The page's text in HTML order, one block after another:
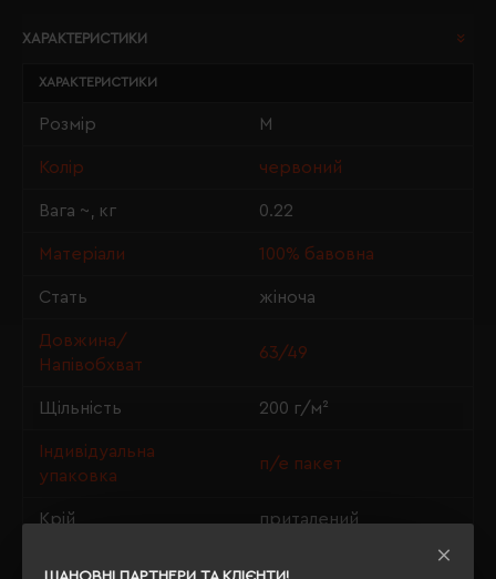
ХАРАКТЕРИСТИКИ
ХАРАКТЕРИСТИКИ
Розмір M
Колір червоний
Вага ~, кг 0.22
Матеріали 100% бавовна
Стать жіноча
Довжина/
Напівобхват
63/49
Щільність 200 г/м²
Індивідуальна
упаковка
п/е пакет
Крій приталений
Сертифікація